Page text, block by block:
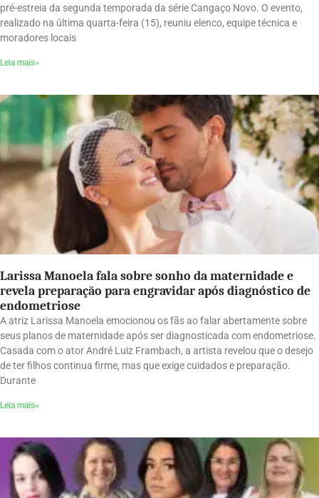
pré-estreia da segunda temporada da série Cangaço Novo. O evento,
realizado na última quarta-feira (15), reuniu elenco, equipe técnica e
moradores locais
Leia mais»
Larissa Manoela fala sobre sonho da maternidade e
revela preparação para engravidar após diagnóstico de
endometriose
A atriz Larissa Manoela emocionou os fãs ao falar abertamente sobre
seus planos de maternidade após ser diagnosticada com endometriose.
Casada com o ator André Luiz Frambach, a artista revelou que o desejo
de ter filhos continua firme, mas que exige cuidados e preparação.
Durante
Leia mais»